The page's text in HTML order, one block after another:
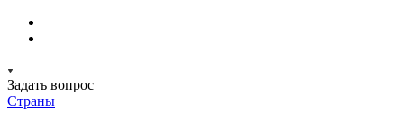
Задать вопрос
Страны